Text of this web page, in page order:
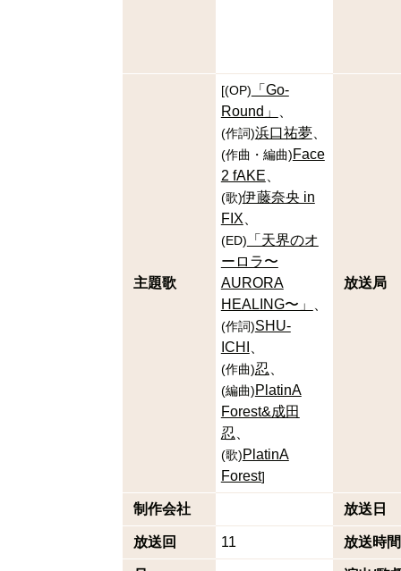
主題歌
[(OP)
「Go-
Round」
(作詞 )浜口祐夢
(作曲・編曲) Face
2 fAKE
(歌)伊藤奈央 in
FIX
(ED)
「天界のオ
ーロラ〜
AURORA
HEALING〜」
(作詞 )SHU-
ICHI
(作曲)忍
(編曲) PlatinA
Forest&成田
忍
(歌) PlatinA
Forest]
放送局
制作会社 放送日
放送回 11 放送時間